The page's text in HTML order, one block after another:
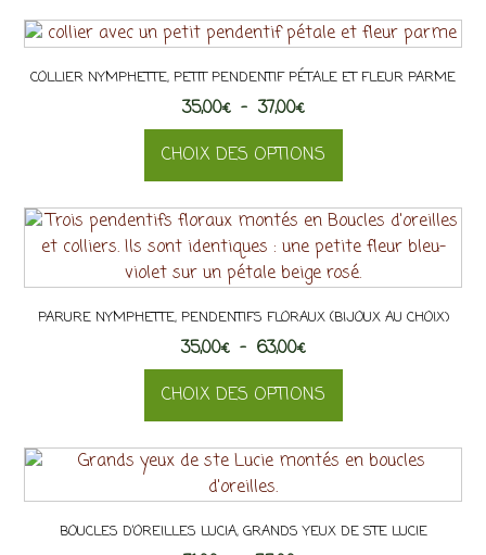
choisies
la
page
du
produit
COLLIER NYMPHETTE, PETIT PENDENTIF PÉTALE ET FLEUR PARME
35,00€ – 37,00€Plage
de
prix :
35,00€
à
37,00€
CHOIX DES OPTIONS
produit
a
plusieurs
Les
options
peuvent
être
choisies
sur
la
page
du
PARURE NYMPHETTE, PENDENTIFS FLORAUX (BIJOUX AU CHOIX)
35,00€ – 63,00€Plage
de
prix :
35,00€
à
63,00€
CHOIX DES OPTIONS
produit
a
variations.
BOUCLES D’OREILLES LUCIA, GRANDS YEUX DE STE LUCIE